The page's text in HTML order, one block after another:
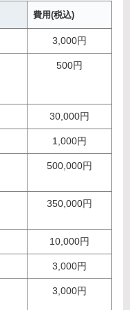
費用(税込)
3,000円
500円
30,000円
1,000円
500,000円
350,000円
10,000円
3,000円
3,000円